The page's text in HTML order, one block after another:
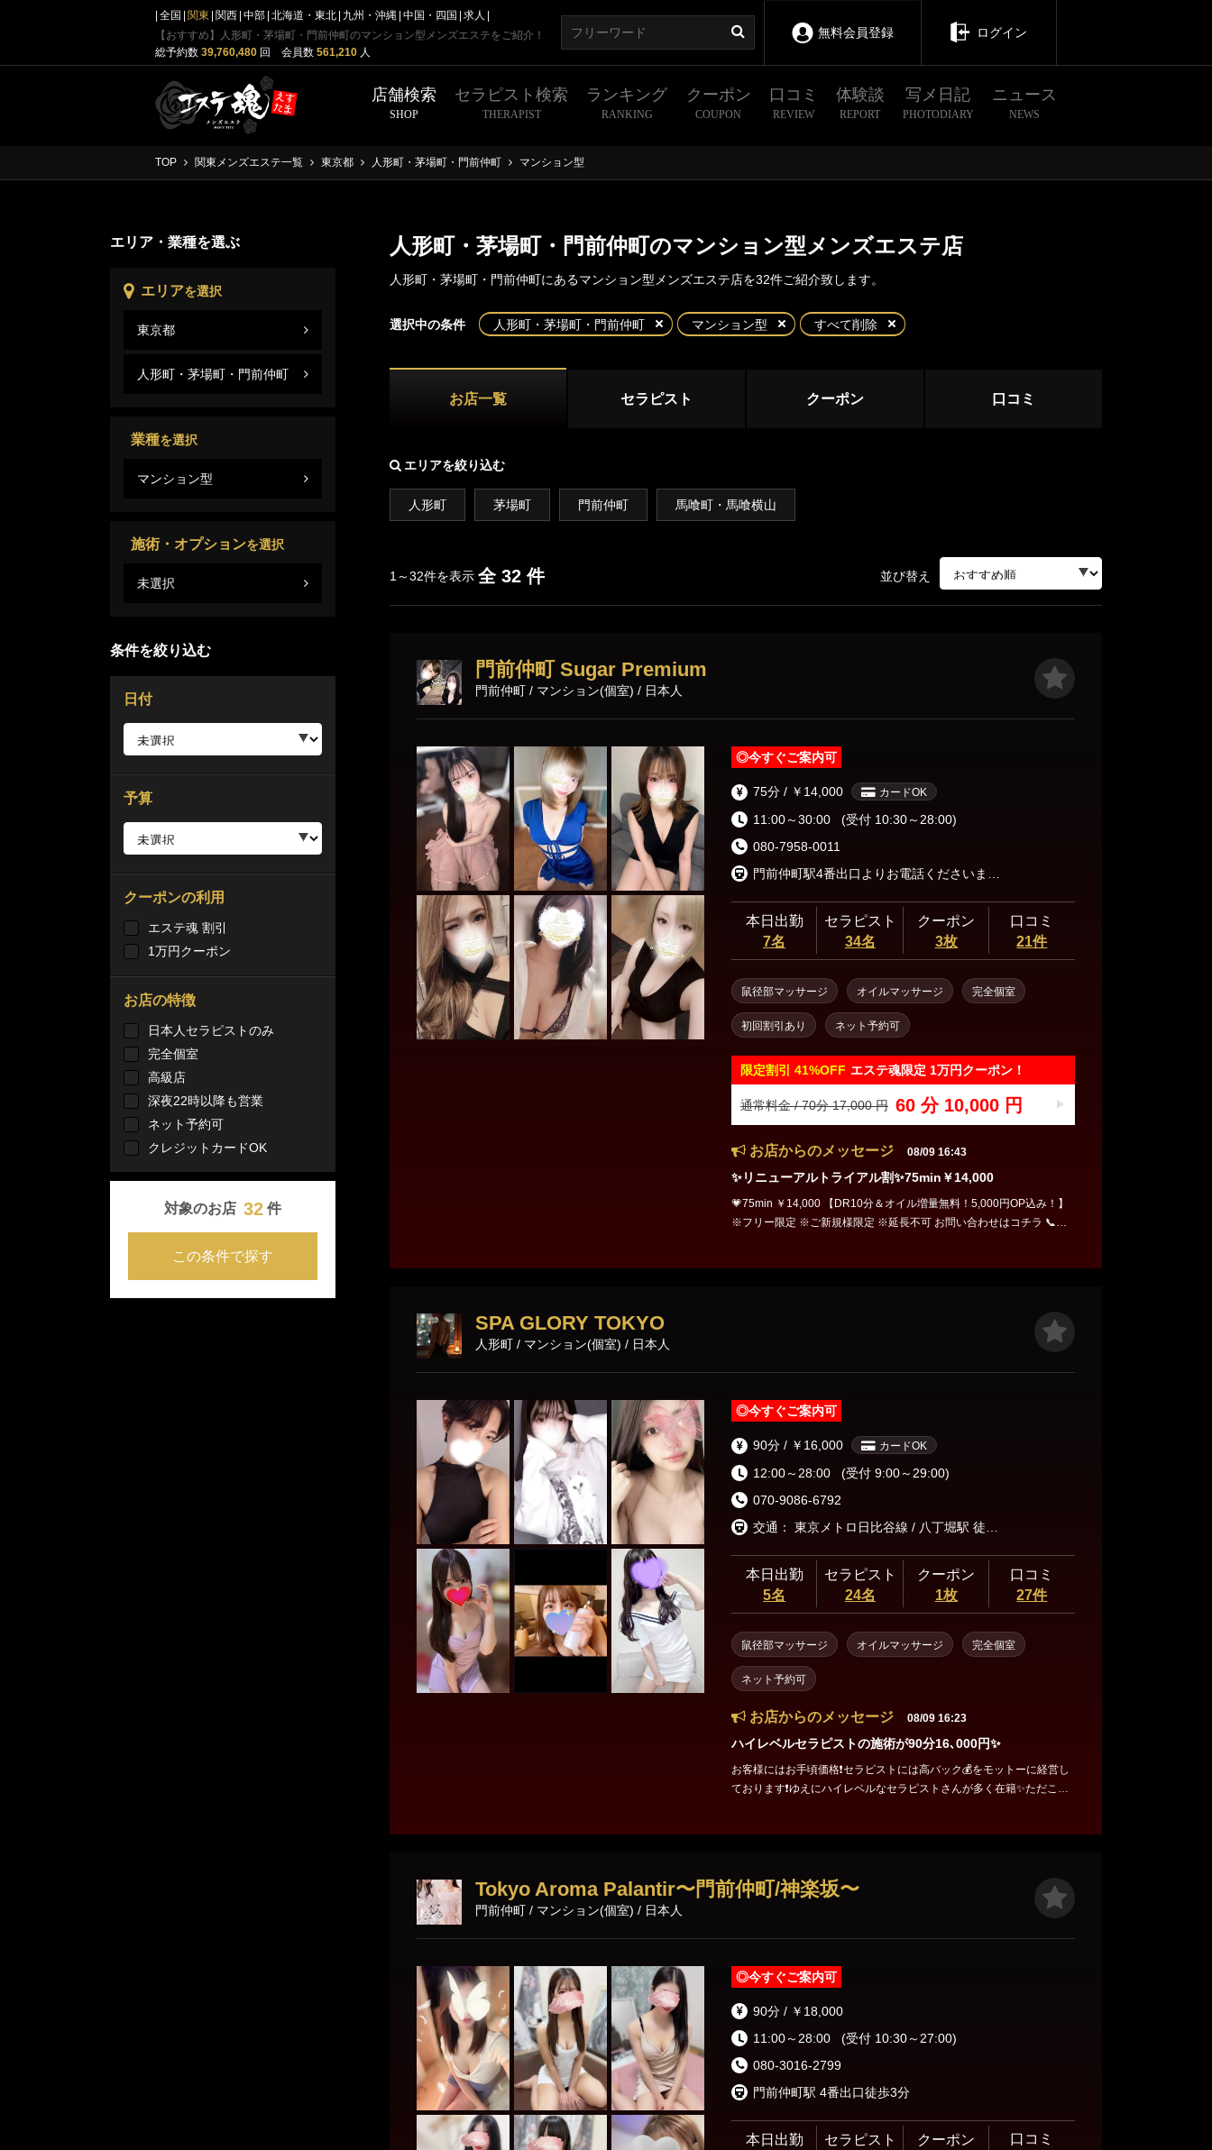
全国 関東 関西 中部 北海道・東北 九州・沖縄 中国・四国
求人
【おすすめ】人形町・茅場町・門前仲町のマンション型メンズエステをご紹介！
総予約数 39,760,480 回 会員数 561,210 人
無料会員登録 ログイン
店舗検索
SHOP
セラピスト検索
THERAPIST
ランキング
RANKING
クーポン
COUPON
口コミ
REVIEW
体験談
REPORT
写メ日記
PHOTODIARY
ニュース
NEWS
TOP 関東メンズエステ一覧 東京都 人形町・茅場町・門前仲町 マンション型
人形町・茅場町・門前仲町のマンション型メンズエステ店
人形町・茅場町・門前仲町にあるマンション型メンズエステ店を32件ご紹介致します。
選択中の条件 人形町・茅場町・門前仲町 マンション型 すべて削除
お店一覧 セラピスト クーポン 口コミ
エリアを絞り込む
人形町 茅場町 門前仲町 馬喰町・馬喰横山
1～32件を表示 全 32 件 並び替え
門前仲町 Sugar Premium
門前仲町 / マンション(個室) / 日本人
◎今すぐご案内可
75分 / ￥14,000 カードOK
11:00～30:00
(受付 10:30～28:00)
080-7958-0011
本日出勤
7名
セラピスト
34名
クーポン
3枚
口コミ
21件
鼠径部マッサージ オイルマッサージ 完全個室
初回割引あり ネット予約可
限定割引 41%OFF エステ魂限定 1万円クーポン！
通常料金 / 70分 17,000 円 60 分 10,000 円
お店からのメッセージ 08/09 16:43
✨リニューアルトライアル割✨75min￥14,000
💗75min ￥14,000 【DR10分＆オイル増量無料！5,000円OP込み！】
※フリー限定 ※ご新規様限定 ※延長不可 お問い合わせはコチラ 📞 0
SPA GLORY TOKYO
人形町 / マンション(個室) / 日本人
◎今すぐご案内可
90分 / ￥16,000 カードOK
12:00～28:00
(受付 9:00～29:00)
070-9086-6792
本日出勤
5名
セラピスト
24名
クーポン
1枚
口コミ
27件
鼠径部マッサージ オイルマッサージ 完全個室
ネット予約可
お店からのメッセージ 08/09 16:23
ハイレベルセラピストの施術が90分16､000円✨
お客様にはお手頃価格❗セラピストには高バック💰をモットーに経営し
ております❗ゆえにハイレベルなセラピストさんが多く在籍✨ただこの
Tokyo Aroma Palantir〜門前仲町/神楽坂〜
門前仲町 / マンション(個室) / 日本人
◎今すぐご案内可
90分 / ￥18,000
11:00～28:00
(受付 10:30～27:00)
080-3016-2799
門前仲町駅 4番出口徒歩3分
本日出勤
セラピスト
クーポン
口コミ
エリア・業種を選ぶ
エリアを選択
東京都
東京都 新宿・西東京エリア
新宿 大久保・高田馬場 中野・高円寺・荻窪
初台・幡ヶ谷・笹塚 調布・府中
練馬・成増
恵比寿 中目黒
渋谷・代々木・表参道 六本木・赤坂・青山
新橋・品川エリア
東京駅・日本橋・八丁堀 銀座・新橋 人形町・茅場町・門前仲町
浜松町・田町 五反田・品川 蒲田・大森・大井町
上野・秋葉原・錦糸町エリア
錦糸町・亀戸 葛西・小岩・新小岩
上野・御徒町・浅草 秋葉原・神田・浅草橋
北千住・綾瀬・亀有
人形町・茅場町・門前仲町
茅場町 門前仲町
業種を選択
マンション型
出張
施術・オプションを選択
未選択
ストレッチ あかすり
条件を絞り込む
日付
予算
クーポンの利用
エステ魂 割引
1万円クーポン
お店の特徴
日本人セラピストのみ
完全個室
高級店
深夜22時以降も営業
ネット予約可
クレジットカードOK
対象のお店 32 件
この条件で探す